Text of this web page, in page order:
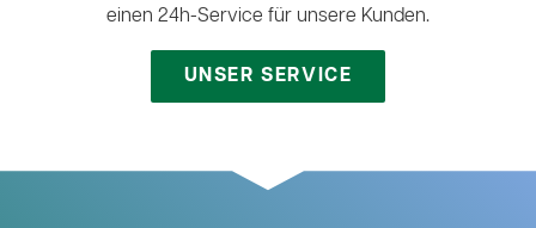
einen 24h-Service für unsere Kunden.
UNSER SERVICE